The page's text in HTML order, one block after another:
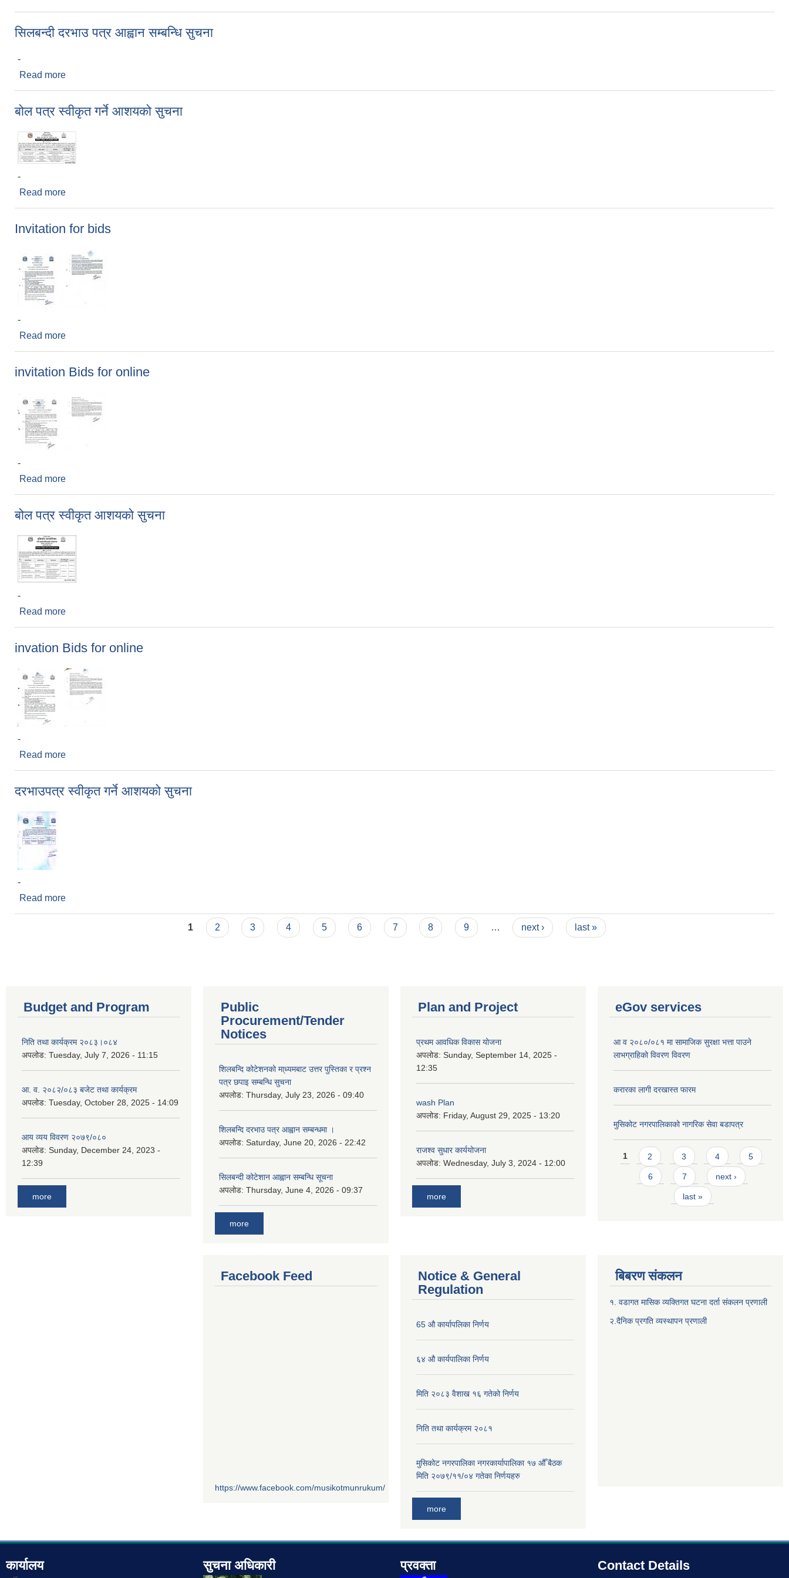
सिलबन्दी दरभाउ पत्र आह्वान सम्बन्धि सुचना
-
Read more
बोल पत्र स्वीकृत गर्ने आशयको सुचना
-
Read more
Invitation for bids
-
Read more
invitation Bids for online
-
Read more
बोल पत्र स्वीकृत आशयको सुचना
-
Read more
invation Bids for online
-
Read more
दरभाउपत्र स्वीकृत गर्ने आशयको सुचना
-
Read more
1 2 3 4 5 6 7 8 9 … next › last »
Budget and Program
निति तथा कार्यक्रम २०८३।०८४
अपलोड: Tuesday, July 7, 2026 - 11:15
आ. व. २०८२/०८३ बजेट तथा कार्यक्रम
अपलोड: Tuesday, October 28, 2025 - 14:09
आय व्यय विवरण २०७९/०८०
अपलोड: Sunday, December 24, 2023 -
12:39
more
Public
Procurement/Tender
Notices
शिलबन्दि कोटेशनको मा्ध्यमबाट उत्तर पुस्तिका र प्रश्न
पत्र छपाइ सम्बन्धि सुचना
अपलोड: Thursday, July 23, 2026 - 09:40
शिलबन्दि दरभाउ पत्र आह्वान सम्बन्धमा ।
अपलोड: Saturday, June 20, 2026 - 22:42
सिलबन्दी कोटेशान आह्वान सम्बन्धि सूचना
अपलोड: Thursday, June 4, 2026 - 09:37
more
Plan and Project
प्रथम आवधिक विकास योजना
अपलोड: Sunday, September 14, 2025 -
12:35
wash Plan
अपलोड: Friday, August 29, 2025 - 13:20
राजश्व सुधार कार्ययोजना
अपलोड: Wednesday, July 3, 2024 - 12:00
more
eGov services
आ व २०८०/०८१ मा सामाजिक सुरक्षा भत्ता पाउने
लाभग्राहिको विवरण विवरण
करारका लागी दरखास्त फारम
मुसिकोट नगरपालिकाको नागरिक सेवा बडापत्र
Pages
1 2 3 4 5
6 7 next ›
last »
Facebook Feed
https://www.facebook.com/musikotmunrukum/
Notice & General
Regulation
65 औ कार्यापलिका निर्णय
६४ औ कार्यपालिका निर्णय
मिति २०८३ वैशाख १६ गतेको निर्णय
निति तथा कार्यक्रम २०८१
मुसिकोट नगरपालिका नगरकार्यापालिका १७ औँ बैठक
मिति २०७९/११/०४ गतेका निर्णयहरु
more
बिबरण संकलन
१. वडागत मासिक व्यक्तिगत घटना दर्ता संकलन प्रणाली
२.दैनिक प्रगति व्यस्थापन प्रणाली
कार्यालय सुचना अधिकारी प्रवक्ता Contact Details